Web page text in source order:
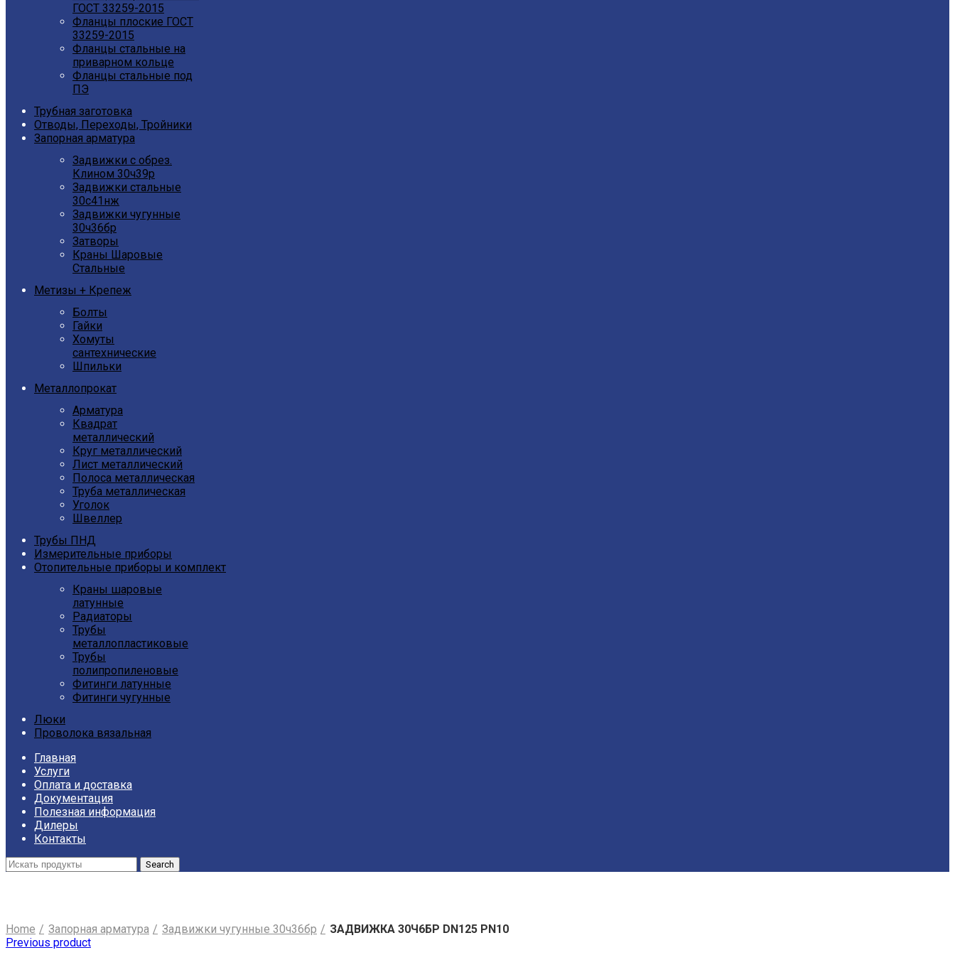
ГОСТ 33259-2015
Фланцы плоские ГОСТ
33259-2015
Фланцы стальные на
приварном кольце
Фланцы стальные под
ПЭ
Трубная заготовка
Отводы, Переходы, Тройники
Запорная арматура
Задвижки с обрез.
Клином 30ч39р
Задвижки стальные
30с41нж
Задвижки чугунные
30ч36бр
Затворы
Краны Шаровые
Стальные
Метизы + Крепеж
Болты
Гайки
Хомуты
сантехнические
Шпильки
Металлопрокат
Арматура
Квадрат
металлический
Круг металлический
Лист металлический
Полоса металлическая
Труба металлическая
Уголок
Швеллер
Трубы ПНД
Измерительные приборы
Отопительные приборы и комплект
Краны шаровые
латунные
Радиаторы
Трубы
металлопластиковые
Трубы
полипропиленовые
Фитинги латунные
Фитинги чугунные
Люки
Проволока вязальная
Главная
Услуги
Оплата и доставка
Документация
Полезная информация
Дилеры
Контакты
Search
Home
Запорная арматура Задвижки чугунные 30ч36бр
ЗАДВИЖКА 30Ч6БР DN125 PN10
Previous product